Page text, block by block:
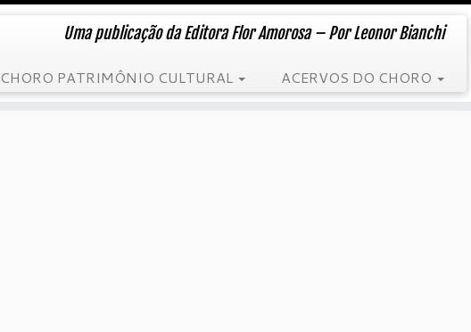
Uma publicação da Editora Flor Amorosa – Por Leonor Bianchi
CHORO PATRIMÔNIO CULTURAL ACERVOS DO CHORO